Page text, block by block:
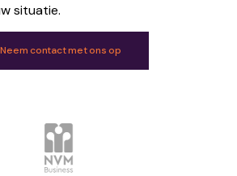
situatie.
Neem contact met ons op